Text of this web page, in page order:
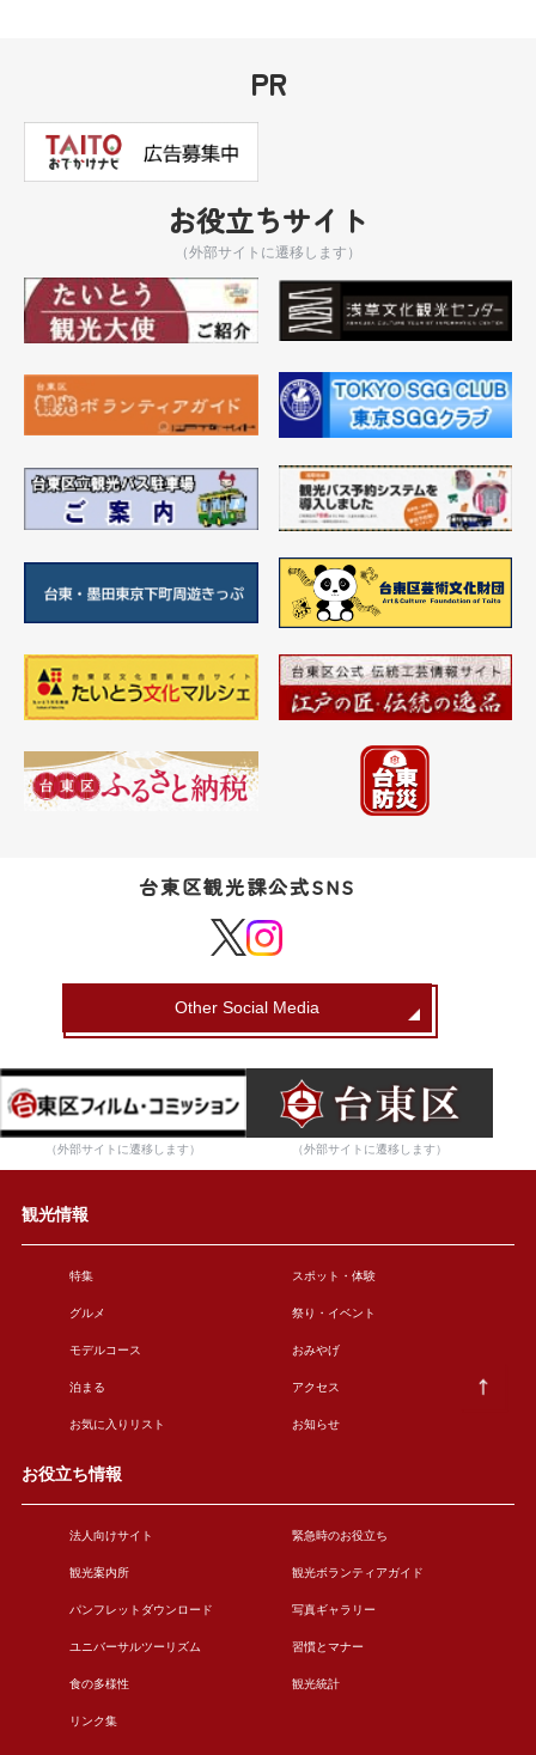
PR
お役立ちサイト
（外部サイトに遷移します）
台東区観光課公式SNS
Other Social Media
（外部サイトに遷移します） （外部サイトに遷移します）
観光情報
特集 スポット・体験
グルメ 祭り・イベント
モデルコース おみやげ
泊まる アクセス
お気に入りリスト お知らせ
お役立ち情報
法人向けサイト 緊急時のお役立ち
観光案内所 観光ボランティアガイド
パンフレットダウンロード 写真ギャラリー
ユニバーサルツーリズム 習慣とマナー
食の多様性 観光統計
リンク集